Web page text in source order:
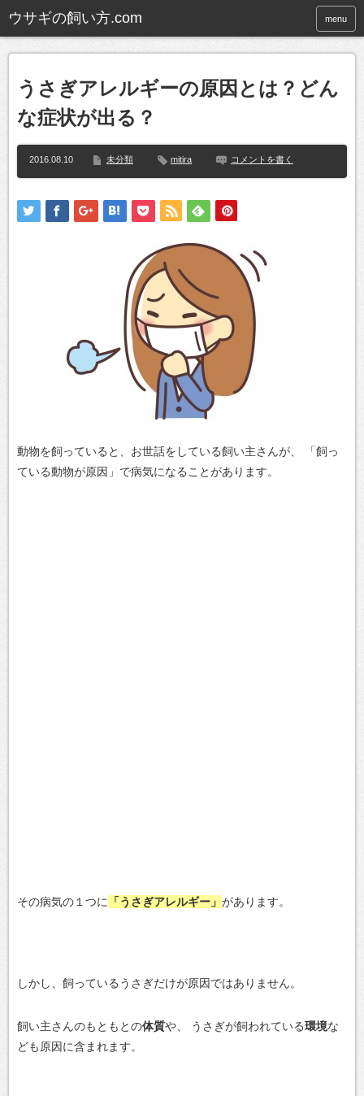
ウサギの飼い方.com menu
うさぎアレルギーの原因とは？どん
な症状が出る？
2016.08.10 未分類 mitira コメントを書く
動物を飼っていると、お世話をしている飼い主さんが、
「飼っ
ている動物が原因」で病気になることがあります。
その病気の１つに 「うさぎアレルギー」 があります。
しかし、飼っているうさぎだけが原因ではありません。
飼い主さんのもともとの体質や、 うさぎが飼われている環境な
ども原因に含まれます。